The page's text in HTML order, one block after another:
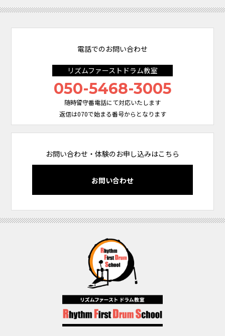
電話でのお問い合わせ
リズムファーストドラム教室
050-5468-3005
随時留守番電話にて対応いたします
返信は070で始まる番号からとなります
お問い合わせ・体験のお申し込みはこちら
お問い合わせ